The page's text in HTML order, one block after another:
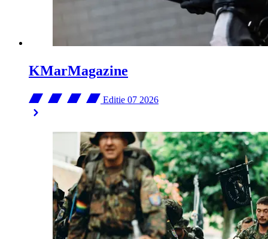
KMarMagazine
Editie 07 2026